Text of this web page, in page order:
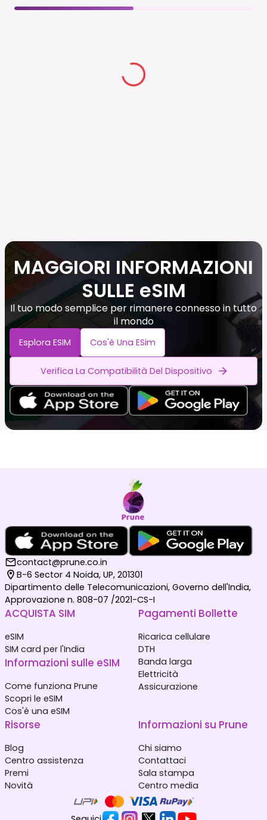
MAGGIORI INFORMAZIONI
SULLE eSIM
Il tuo modo semplice per rimanere connesso in tutto
il mondo
Esplora ESIM Cos'è Una ESim
Verifica La Compatibilità Del Dispositivo
contact@prune.co.in
B-6 Sector 4 Noida, UP, 201301
Dipartimento delle Telecomunicazioni, Governo dell'India,
Approvazione n. 808-07 /2021-CS-I
ACQUISTA SIM
eSIM
SIM card per l'India
Informazioni sulle eSIM
Come funziona Prune
Scopri le eSIM
Cos'è una eSIM
Pagamenti Bollette
Ricarica cellulare
DTH
Banda larga
Elettricità
Assicurazione
Risorse
Blog
Centro assistenza
Premi
Novità
Informazioni su Prune
Chi siamo
Contattaci
Sala stampa
Centro media